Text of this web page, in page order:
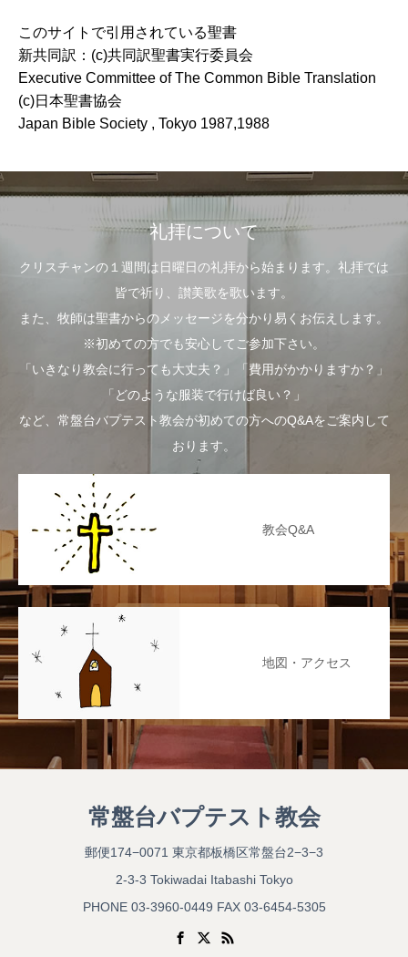
このサイトで引用されている聖書
新共同訳：(c)共同訳聖書実行委員会
Executive Committee of The Common Bible Translation
(c)日本聖書協会
Japan Bible Society , Tokyo 1987,1988
礼拝について
クリスチャンの１週間は日曜日の礼拝から始まります。礼拝では
皆で祈り、讃美歌を歌います。
また、牧師は聖書からのメッセージを分かり易くお伝えします。
※初めての方でも安心してご参加下さい。
「いきなり教会に行っても大丈夫？」「費用がかかりますか？」
「どのような服装で行けば良い？」
など、常盤台バプテスト教会が初めての方へのQ&Aをご案内して
おります。
教会Q&A
地図・アクセス
常盤台バプテスト教会
郵便174−0071 東京都板橋区常盤台2−3−3
2-3-3 Tokiwadai Itabashi Tokyo
PHONE 03-3960-0449 FAX 03-6454-5305